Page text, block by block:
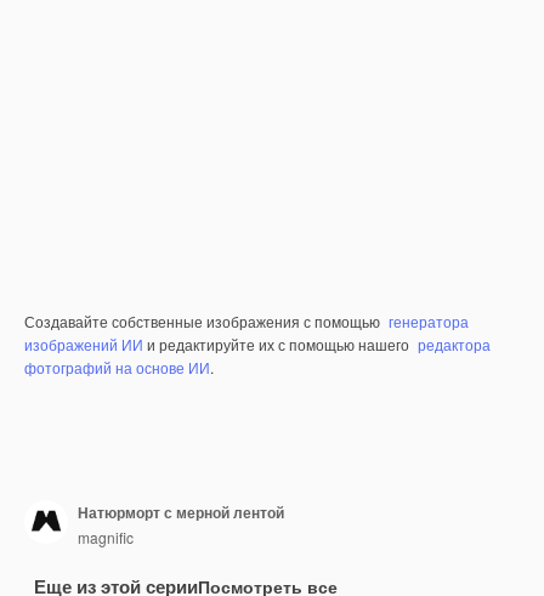
Создавайте собственные изображения с помощью генератора
изображений ИИ и редактируйте их с помощью нашего редактора
фотографий на основе ИИ.
Натюрморт с мерной лентой
magnific
Еще из этой серииПосмотреть все